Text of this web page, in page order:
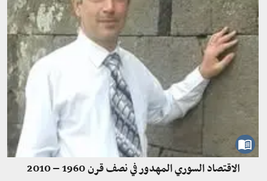
الاقتصاد السوري المهدور في نصف قرن 1960 – 2010